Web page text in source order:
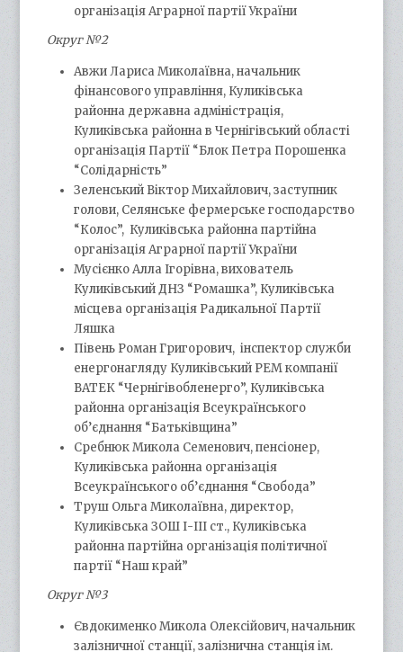
організація Аграрної партії України
Округ №2
Авжи Лариса Миколаївна, начальник
фінансового управління, Куликівська
районна державна адміністрація,
Куликівська районна в Чернігівський області
організація Партії “Блок Петра Порошенка
“Солідарність”
Зеленський Віктор Михайлович, заступник
голови, Селянське фермерське господарство
“Колос”, Куликівська районна партійна
організація Аграрної партії України
Мусієнко Алла Ігорівна, вихователь
Куликівський ДНЗ “Ромашка”, Куликівська
місцева організація Радикальної Партії
Ляшка
Півень Роман Григорович, інспектор служби
енергонагляду Куликівський РЕМ компанії
ВАТЕК “Чернігівобленерго”, Куликівська
районна організація Всеукраїнського
об’єднання “Батьківщина”
Сребнюк Микола Семенович, пенсіонер,
Куликівська районна організація
Всеукраїнського об’єднання “Свобода”
Труш Ольга Миколаївна, директор,
Куликівська ЗОШ І-ІІІ ст., Куликівська
районна партійна організація політичної
партії “Наш край”
Округ №3
Євдокименко Микола Олексійович, начальник
залізничної станції, залізнична станція ім.